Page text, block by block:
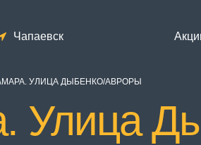
Чапаевск
УЛИЦА ДЫБЕНКО/АВРОРЫ
Улица